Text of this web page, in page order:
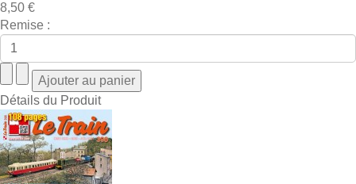
8,50 €
Remise :
Détails du Produit